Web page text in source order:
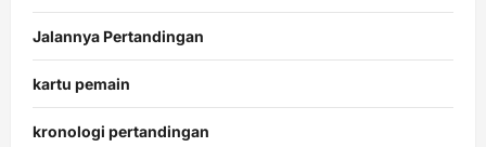
Jalannya Pertandingan
kartu pemain
kronologi pertandingan